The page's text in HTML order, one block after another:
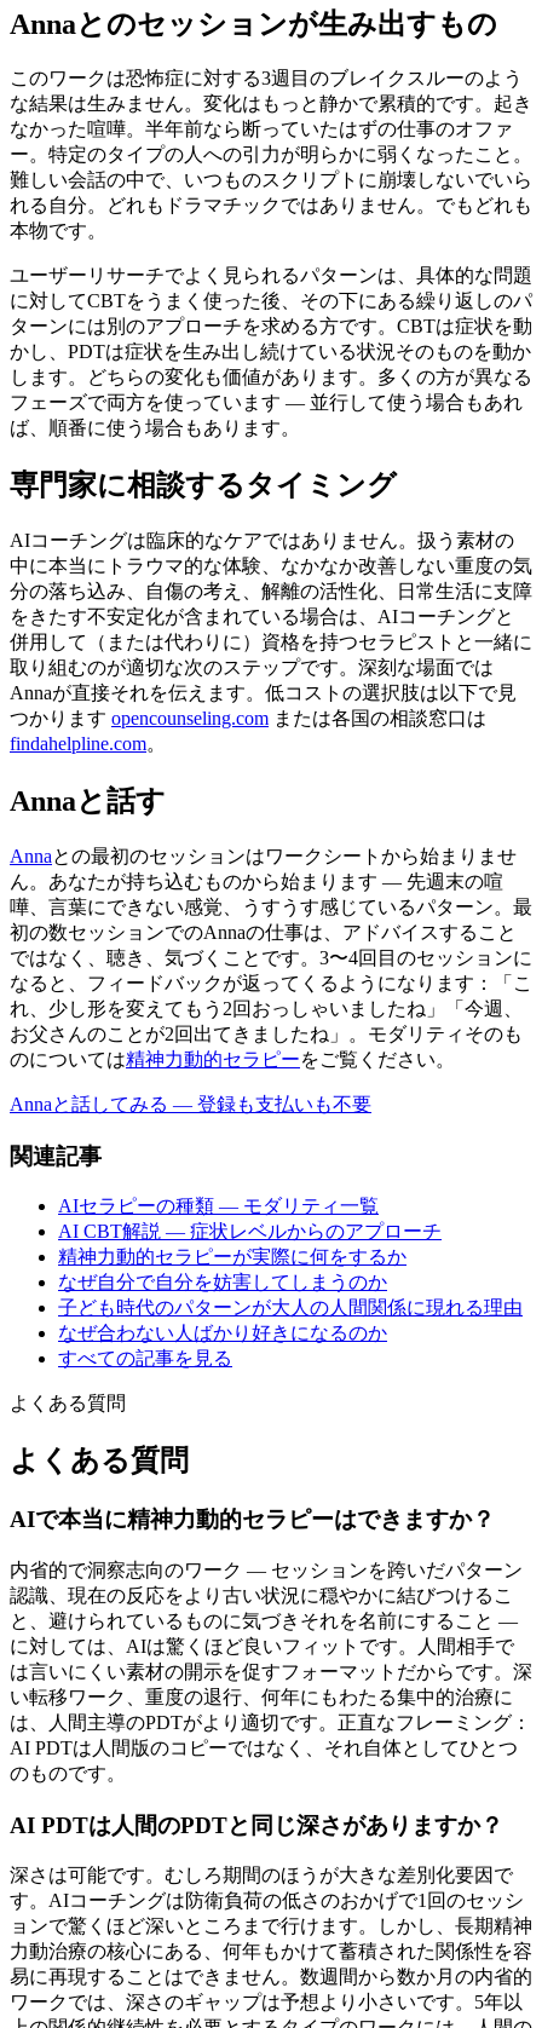
Annaとのセッションが生み出すもの
このワークは恐怖症に対する3週目のブレイクスルーのよう
な結果は生みません。変化はもっと静かで累積的です。起き
なかった喧嘩。半年前なら断っていたはずの仕事のオファ
ー。特定のタイプの人への引力が明らかに弱くなったこと。
難しい会話の中で、いつものスクリプトに崩壊しないでいら
れる自分。どれもドラマチックではありません。でもどれも
本物です。
ユーザーリサーチでよく見られるパターンは、具体的な問題
に対してCBTをうまく使った後、その下にある繰り返しのパ
ターンには別のアプローチを求める方です。CBTは症状を動
かし、PDTは症状を生み出し続けている状況そのものを動か
します。どちらの変化も価値があります。多くの方が異なる
フェーズで両方を使っています — 並行して使う場合もあれ
ば、順番に使う場合もあります。
専門家に相談するタイミング
AIコーチングは臨床的なケアではありません。扱う素材の
中に本当にトラウマ的な体験、なかなか改善しない重度の気
分の落ち込み、自傷の考え、解離の活性化、日常生活に支障
をきたす不安定化が含まれている場合は、AIコーチングと
併用して（または代わりに）資格を持つセラピストと一緒に
取り組むのが適切な次のステップです。深刻な場面では
Annaが直接それを伝えます。低コストの選択肢は以下で見
つかります opencounseling.com または各国の相談窓口は
findahelpline.com。
Annaと話す
Annaとの最初のセッションはワークシートから始まりませ
ん。あなたが持ち込むものから始まります — 先週末の喧
嘩、言葉にできない感覚、うすうす感じているパターン。最
初の数セッションでのAnnaの仕事は、アドバイスすること
ではなく、聴き、気づくことです。3〜4回目のセッションに
なると、フィードバックが返ってくるようになります：「こ
れ、少し形を変えてもう2回おっしゃいましたね」「今週、
お父さんのことが2回出てきましたね」。モダリティそのも
のについては精神力動的セラピーをご覧ください。
Annaと話してみる — 登録も支払いも不要
関連記事
AIセラピーの種類 — モダリティ一覧
AI CBT解説 — 症状レベルからのアプローチ
精神力動的セラピーが実際に何をするか
なぜ自分で自分を妨害してしまうのか
子ども時代のパターンが大人の人間関係に現れる理由
なぜ合わない人ばかり好きになるのか
すべての記事を見る
よくある質問
よくある質問
AIで本当に精神力動的セラピーはできますか？
内省的で洞察志向のワーク — セッションを跨いだパターン
認識、現在の反応をより古い状況に穏やかに結びつけるこ
と、避けられているものに気づきそれを名前にすること —
に対しては、AIは驚くほど良いフィットです。人間相手で
は言いにくい素材の開示を促すフォーマットだからです。深
い転移ワーク、重度の退行、何年にもわたる集中的治療に
は、人間主導のPDTがより適切です。正直なフレーミング：
AI PDTは人間版のコピーではなく、それ自体としてひとつ
のものです。
AI PDTは人間のPDTと同じ深さがありますか？
深さは可能です。むしろ期間のほうが大きな差別化要因で
す。AIコーチングは防衛負荷の低さのおかげで1回のセッシ
ョンで驚くほど深いところまで行けます。しかし、長期精神
力動治療の核心にある、何年もかけて蓄積された関係性を容
易に再現することはできません。数週間から数か月の内省的
ワークでは、深さのギャップは予想より小さいです。5年以